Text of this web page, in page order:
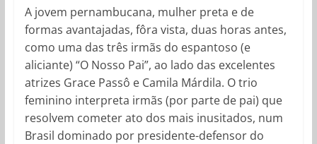
A jovem pernambucana, mulher preta e de
formas avantajadas, fôra vista, duas horas antes,
como uma das três irmãs do espantoso (e
aliciante) “O Nosso Pai”, ao lado das excelentes
atrizes Grace Passô e Camila Márdila. O trio
feminino interpreta irmãs (por parte de pai) que
resolvem cometer ato dos mais inusitados, num
Brasil dominado por presidente-defensor do